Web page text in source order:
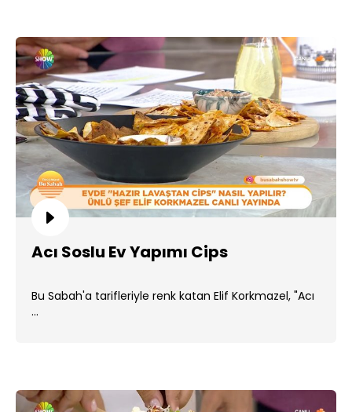
Acı Soslu Ev Yapımı Cips
Bu Sabah'a tarifleriyle renk katan Elif Korkmazel, "Acı
...